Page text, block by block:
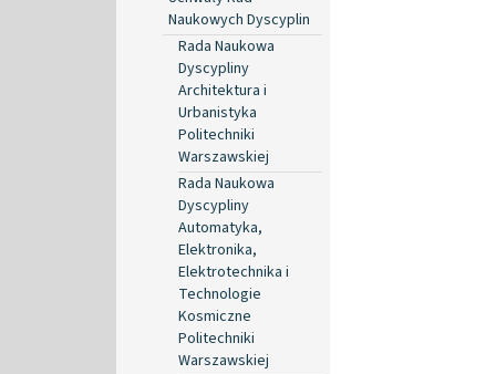
Naukowych Dyscyplin
Rada Naukowa
Dyscypliny
Architektura i
Urbanistyka
Politechniki
Warszawskiej
Rada Naukowa
Dyscypliny
Automatyka,
Elektronika,
Elektrotechnika i
Technologie
Kosmiczne
Politechniki
Warszawskiej